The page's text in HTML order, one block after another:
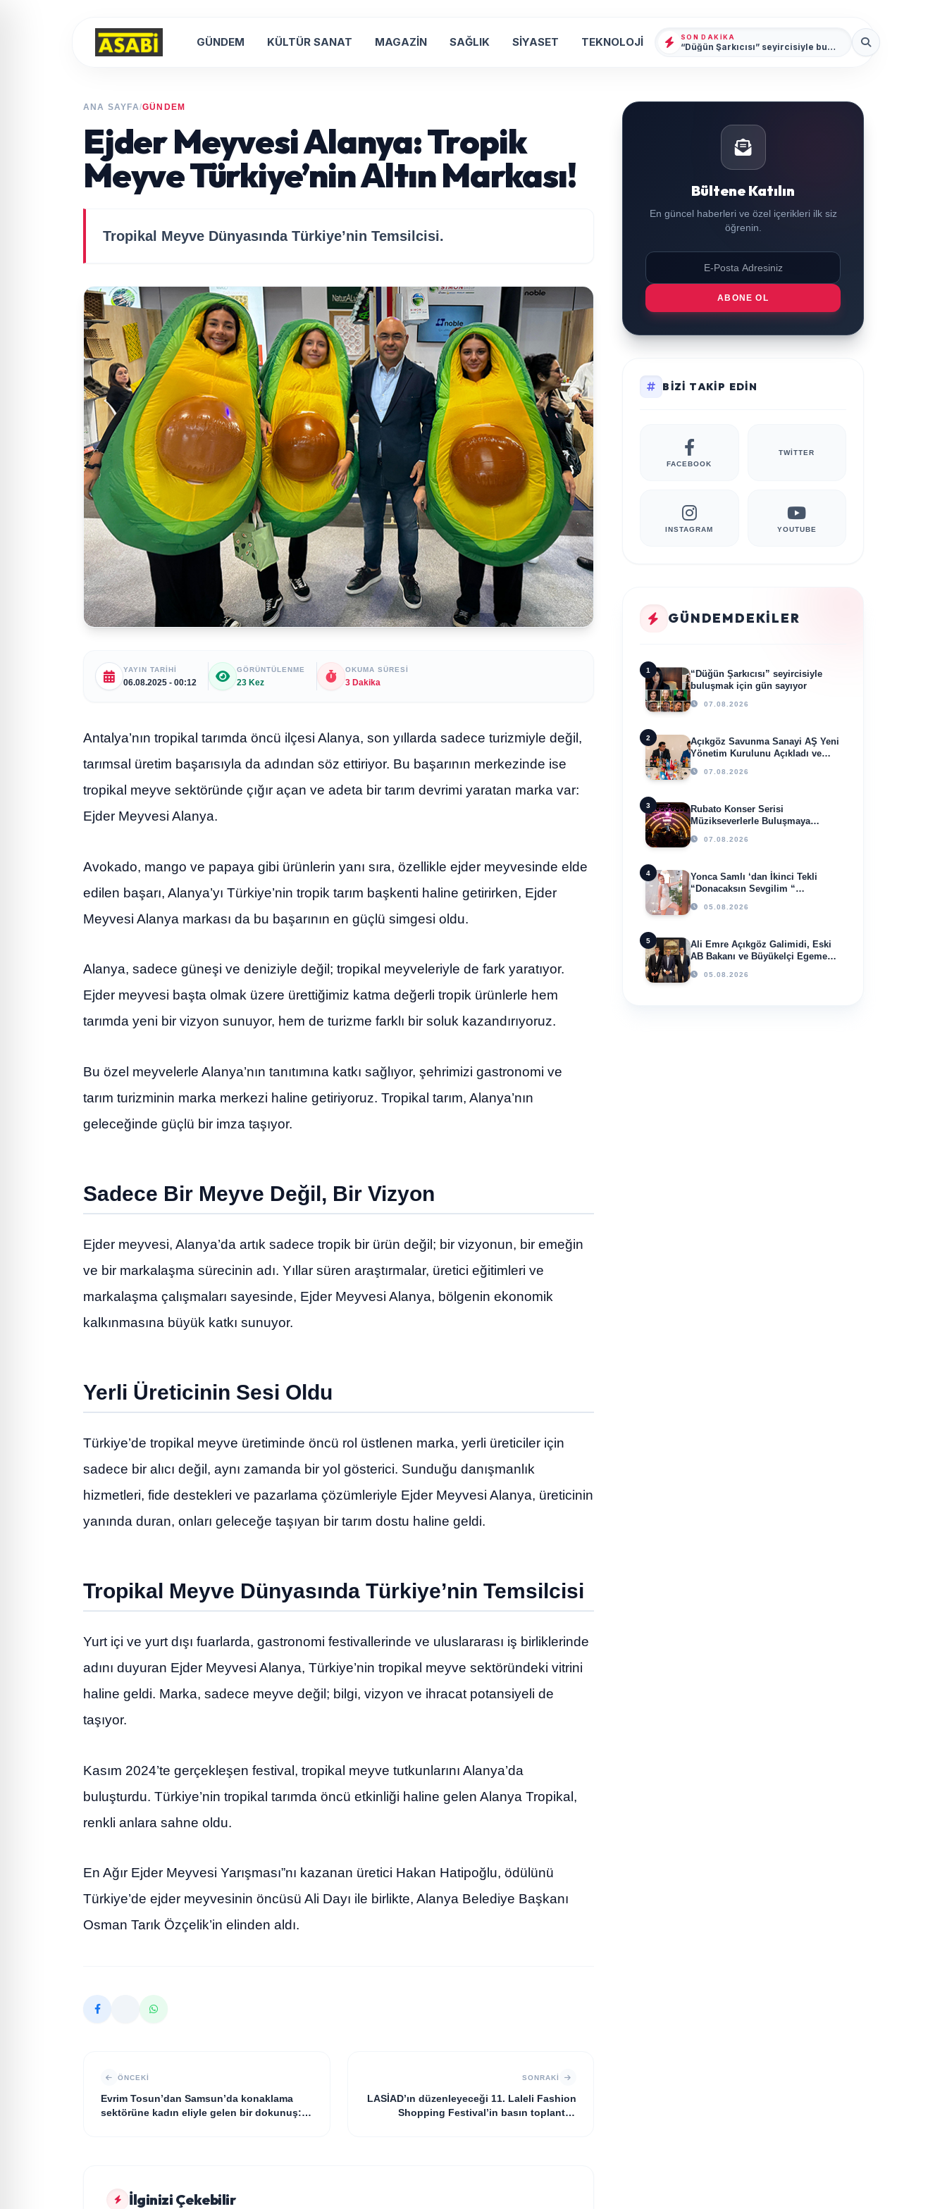
GÜNDEM KÜLTÜR SANAT MAGAZİN SAĞLIK SİYASET TEKNOLOJİ SON DAKIKA
“Düğün Şarkıcısı” seyircisiyle buluşmak için gün sayıyor
ANA SAYFA/GÜNDEM
Ejder Meyvesi Alanya: Tropik
Meyve Türkiye’nin Altın Markası!
Tropikal Meyve Dünyasında Türkiye’nin Temsilcisi.
YAYIN TARIHI
06.08.2025 - 00:12
GÖRÜNTÜLENME
23 Kez
OKUMA SÜRESI
3 Dakika
Antalya’nın tropikal tarımda öncü ilçesi Alanya, son yıllarda sadece turizmiyle değil,
tarımsal üretim başarısıyla da adından söz ettiriyor. Bu başarının merkezinde ise
tropikal meyve sektöründe çığır açan ve adeta bir tarım devrimi yaratan marka var:
Ejder Meyvesi Alanya.
Avokado, mango ve papaya gibi ürünlerin yanı sıra, özellikle ejder meyvesinde elde
edilen başarı, Alanya’yı Türkiye’nin tropik tarım başkenti haline getirirken, Ejder
Meyvesi Alanya markası da bu başarının en güçlü simgesi oldu.
Alanya, sadece güneşi ve deniziyle değil; tropikal meyveleriyle de fark yaratıyor.
Ejder meyvesi başta olmak üzere ürettiğimiz katma değerli tropik ürünlerle hem
tarımda yeni bir vizyon sunuyor, hem de turizme farklı bir soluk kazandırıyoruz.
Bu özel meyvelerle Alanya’nın tanıtımına katkı sağlıyor, şehrimizi gastronomi ve
tarım turizminin marka merkezi haline getiriyoruz. Tropikal tarım, Alanya’nın
geleceğinde güçlü bir imza taşıyor.
Sadece Bir Meyve Değil, Bir Vizyon
Ejder meyvesi, Alanya’da artık sadece tropik bir ürün değil; bir vizyonun, bir emeğin
ve bir markalaşma sürecinin adı. Yıllar süren araştırmalar, üretici eğitimleri ve
markalaşma çalışmaları sayesinde, Ejder Meyvesi Alanya, bölgenin ekonomik
kalkınmasına büyük katkı sunuyor.
Yerli Üreticinin Sesi Oldu
Türkiye’de tropikal meyve üretiminde öncü rol üstlenen marka, yerli üreticiler için
sadece bir alıcı değil, aynı zamanda bir yol gösterici. Sunduğu danışmanlık
hizmetleri, fide destekleri ve pazarlama çözümleriyle Ejder Meyvesi Alanya, üreticinin
yanında duran, onları geleceğe taşıyan bir tarım dostu haline geldi.
Tropikal Meyve Dünyasında Türkiye’nin Temsilcisi
Yurt içi ve yurt dışı fuarlarda, gastronomi festivallerinde ve uluslararası iş birliklerinde
adını duyuran Ejder Meyvesi Alanya, Türkiye’nin tropikal meyve sektöründeki vitrini
haline geldi. Marka, sadece meyve değil; bilgi, vizyon ve ihracat potansiyeli de
taşıyor.
Kasım 2024’te gerçekleşen festival, tropikal meyve tutkunlarını Alanya’da
buluşturdu. Türkiye’nin tropikal tarımda öncü etkinliği haline gelen Alanya Tropikal,
renkli anlara sahne oldu.
En Ağır Ejder Meyvesi Yarışması”nı kazanan üretici Hakan Hatipoğlu, ödülünü
Türkiye’de ejder meyvesinin öncüsü Ali Dayı ile birlikte, Alanya Belediye Başkanı
Osman Tarık Özçelik’in elinden aldı.
ÖNCEKI
Evrim Tosun’dan Samsun’da konaklama
sektörüne kadın eliyle gelen bir dokunuş:
SONRAKI
LASİAD’ın düzenleyeceği 11. Laleli Fashion
Shopping Festival’in basın toplantısı
İlginizi Çekebilir
GÜNDEM
GÜNDEM
Bültene Katılın
En güncel haberleri ve özel içerikleri ilk siz
öğrenin.
ABONE OL
BIZI TAKIP EDIN
FACEBOOK
TWITTER
INSTAGRAM YOUTUBE
GÜNDEMDEKILER
1
“Düğün Şarkıcısı” seyircisiyle
buluşmak için gün sayıyor
07.08.2026
2
Açıkgöz Savunma Sanayi AŞ Yeni
Yönetim Kurulunu Açıkladı ve
Savunma Sanayinde Küresel
Vizyon Vurgusu
07.08.2026
3
Rubato Konser Serisi
Müzikseverlerle Buluşmaya
Devam Ediyor
07.08.2026
4
Yonca Samlı ‘dan İkinci Tekli
“Donacaksın Sevgilim “
yayımlandı
05.08.2026
5
Ali Emre Açıkgöz Galimidi, Eski
AB Bakanı ve Büyükelçi Egemen
Bağış ile Bir Araya Geldi
05.08.2026